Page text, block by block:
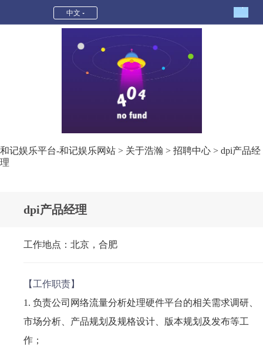
dpi产品经理-和记娱乐平台
中文
和记娱乐平台-和记娱乐网站 > 关于浩瀚 > 招聘中心 > dpi产品经
理
dpi产品经理
工作地点：北京，合肥
【工作职责】
1. 负责公司网络流量分析处理硬件平台的相关需求调研、
市场分析、产品规划及规格设计、版本规划及发布等工
作；